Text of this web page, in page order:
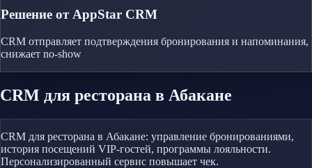
Решение от AppStar CRM
CRM отправляет подтверждения бронирования и напоминания,
снижает no-show
CRM для ресторана в Абакане
CRM для ресторана в Абакане: управление бронированиями,
история посещений VIP-гостей, программы лояльности.
Персонализированный сервис повышает чек.